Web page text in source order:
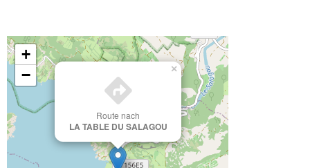
Route nach
LA TABLE DU SALAGOU
×
+
−